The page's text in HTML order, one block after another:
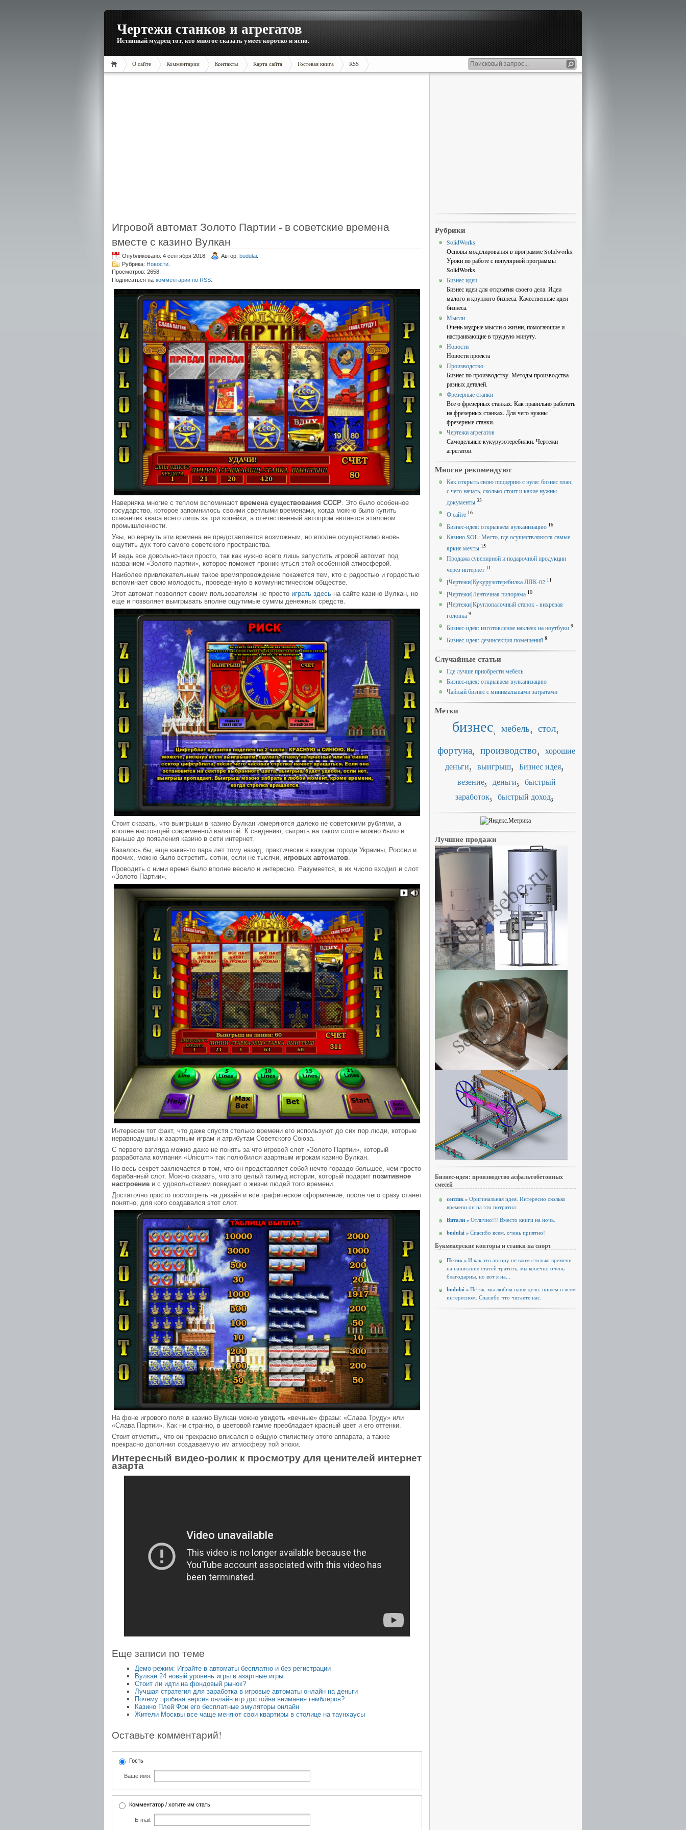
Чертежи станков и агрегатов
Истинный мудрец тот, кто многое сказать умеет коротко и ясно.
О сайте Комментарии Контакты Карта сайта Гостевая книга RSS
Игровой автомат Золото Партии - в советские времена
вместе с казино Вулкан
Опубликовано: 4 сентября 2018. Автор: budulai
Рубрика: Новости
Просмотров: 2658.
Подписаться на комментарии по RSS.
Наверняка многие с теплом вспоминают времена существования СССР. Это было особенное
государство, которое запомнилось своими светлыми временами, когда можно было купить
стаканчик кваса всего лишь за три копейки, а отечественный автопром является эталоном
промышленности.
Увы, но вернуть эти времена не представляется возможным, но вполне осуществимо вновь
ощутить дух того самого советского пространства.
И ведь все довольно-таки просто, так как нужно всего лишь запустить игровой автомат под
названием «Золото партии», которое поможет проникнуться этой особенной атмосферой.
Наиболее привлекательным такое времяпровождение покажется тем, кто с радостью и гордостью
вспоминает свою молодость, проведенную в коммунистическом обществе.
Этот автомат позволяет своим пользователям не просто играть здесь на сайте казино Вулкан, но
еще и позволяет выигрывать вполне ощутимые суммы денежных средств.
Стоит сказать, что выигрыши в казино Вулкан измеряются далеко не советскими рублями, а
вполне настоящей современной валютой. К сведению, сыграть на таком слоте можно было и
раньше до появления казино в сети интернет.
Казалось бы, еще какая-то пара лет тому назад, практически в каждом городе Украины, России и
прочих, можно было встретить сотни, если не тысячи, игровых автоматов.
Проводить с ними время было вполне весело и интересно. Разумеется, в их число входил и слот
«Золото Партии».
Интересен тот факт, что даже спустя столько времени его используют до сих пор люди, которые
неравнодушны к азартным играм и атрибутам Советского Союза.
С первого взгляда можно даже не понять за что игровой слот «Золото Партии», который
разработала компания «Unicum» так полюбился азартным игрокам казино Вулкан.
Но весь секрет заключается в том, что он представляет собой нечто гораздо большее, чем просто
барабанный слот. Можно сказать, что это целый талмуд истории, который подарит позитивное
настроение и с удовольствием поведает о жизни людей того времени.
Достаточно просто посмотреть на дизайн и все графическое оформление, после чего сразу станет
понятно, для кого создавался этот слот.
На фоне игрового поля в казино Вулкан можно увидеть «вечные» фразы: «Слава Труду» или
«Слава Партии». Как ни странно, в цветовой гамме преобладает красный цвет и его оттенки.
Стоит отметить, что он прекрасно вписался в общую стилистику этого аппарата, а также
прекрасно дополнил создаваемую им атмосферу той эпохи.
Интересный видео-ролик к просмотру для ценителей интернет
азарта
Еще записи по теме
Демо-режим: Играйте в автоматы бесплатно и без регистрации
Вулкан 24 новый уровень игры в азартные игры
Стоит ли идти на фондовый рынок?
Лучшая стратегия для заработка в игровые автоматы онлайн на деньги
Почему пробная версия онлайн игр достойна внимания гемблеров?
Казино Плей Фри его бесплатные эмуляторы онлайн
Жители Москвы все чаще меняют свои квартиры в столице на таунхаусы
Оставьте комментарий!
Гость
Ваше имя:
Комментатор / хотите им стать
E-mail:
Рубрики
SolidWorks
Основы моделирования в программе Solidworks.
Уроки по работе с популярной программы
SolidWorks.
Бизнес идеи
Бизнес идеи для открытия своего дела. Идеи
малого и крупного бизнеса. Качественные идеи
бизнеса.
Мысли
Очень мудрые мысли о жизни, помогающие и
настраивающие в трудную минуту.
Новости
Новости проекта
Производство
Бизнес по производству. Методы производства
разных деталей.
Фрезерные станки
Все о фрезерных станках. Как правильно работать
на фрезерных станках. Для чего нужны
фрезерные станки.
Чертежи агрегатов
Самодельные кукурузотеребилки. Чертежи
агрегатов.
Многие рекомендуют
Как открыть свою пиццерию с нуля: бизнес план,
с чего начать, сколько стоит и какие нужны
документы 33
О сайте 16
Бизнес-идея: открываем вулканизацию 16
Казино SOL: Место, где осуществляются самые
яркие мечты 15
Продажа сувенирной и подарочной продукции
через интернет 11
[Чертежи]Кукурузотеребилка ЛПК-02 11
[Чертежи]Ленточная пилорама 10
[Чертежи]Круглопалочный станок - вихревая
головка 9
Бизнес-идея: изготовление наклеек на ноутбуки 9
Бизнес-идея: дезинсекция помещений 8
Случайные статьи
Где лучше приобрести мебель
Бизнес-идея: открываем вулканизацию
Чайный бизнес с минимальными затратами
Метки
бизнес7 мебель4 стол4
фортуна4 производство4
хорошие
деньги3 выигрыш3 Бизнес идея3
везение3 деньги3
быстрый
заработок3 быстрый доход3
Лучшие продажи
Бизнес-идея: производство асфальтобетонных
смесей
септик » Оригинальная идея. Интересно сколько
времени он на это потратил
Витали » Отлично!!! Вместо книги на ночь.
budulai » Спасибо всем, очень приятно!
Букмекерские конторы и ставки на спорт
Петяк » И как это автору не влом столько времени
на написание статей тратить, мы конечно очень
благодарны, но вот я на...
budulai » Петяк, мы любим наше дело, пишем о всем
интересном. Спасибо что читаете нас.